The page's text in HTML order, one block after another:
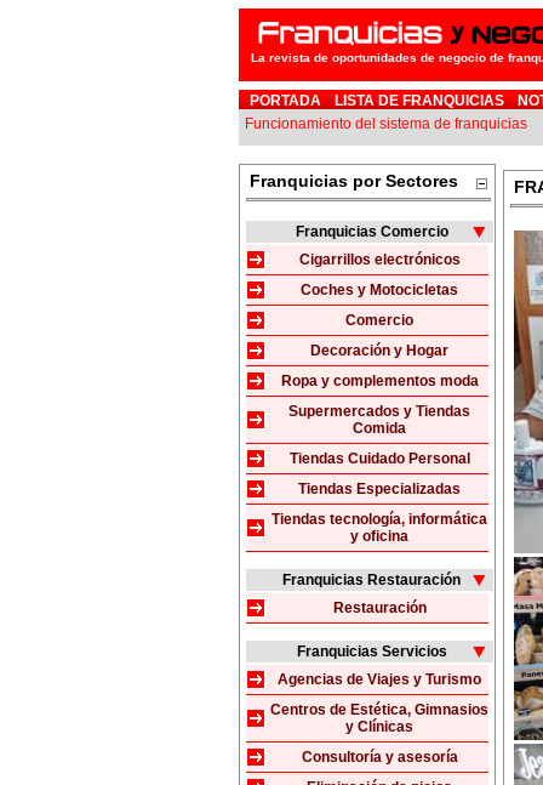
La revista de oportunidades de negocio de
PORTADA LISTA DE FRANQUICIAS
Funcionamiento del sistema de franquicias
Franquicias por Sectores
Franquicias Comercio
Cigarrillos electrónicos
Coches y Motocicletas
Comercio
Decoración y Hogar
Ropa y complementos moda
Supermercados y Tiendas
Comida
Tiendas Cuidado Personal
Tiendas Especializadas
Tiendas tecnología, informática
y oficina
Franquicias Restauración
Restauración
Franquicias Servicios
Agencias de Viajes y Turismo
Centros de Estética, Gimnasios
y Clínicas
Consultoría y asesoría